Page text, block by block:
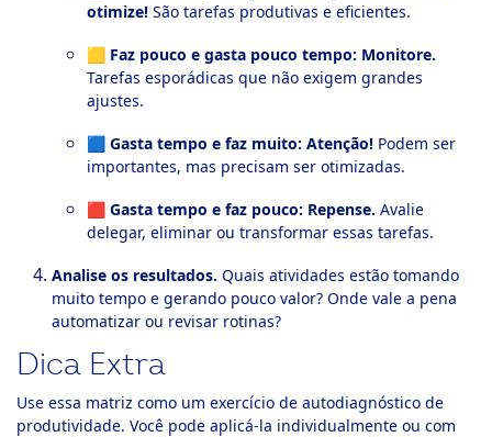
otimize! São tarefas produtivas e eficientes.
🟨 Faz pouco e gasta pouco tempo: Monitore.
Tarefas esporádicas que não exigem grandes
ajustes.
🟦 Gasta tempo e faz muito: Atenção! Podem ser
importantes, mas precisam ser otimizadas.
🟥 Gasta tempo e faz pouco: Repense. Avalie
delegar, eliminar ou transformar essas tarefas.
Analise os resultados. Quais atividades estão tomando
muito tempo e gerando pouco valor? Onde vale a pena
automatizar ou revisar rotinas?
Dica Extra
Use essa matriz como um exercício de autodiagnóstico de
produtividade. Você pode aplicá-la individualmente ou com